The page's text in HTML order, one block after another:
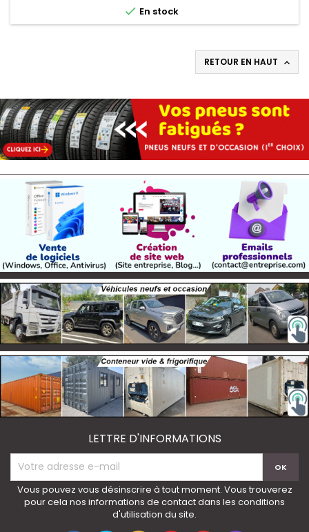
 En stock
RETOUR EN HAUT 
LETTRE D'INFORMATIONS
Vous pouvez vous désinscrire à tout moment. Vous trouverez
pour cela nos informations de contact dans les conditions
d'utilisation du site.